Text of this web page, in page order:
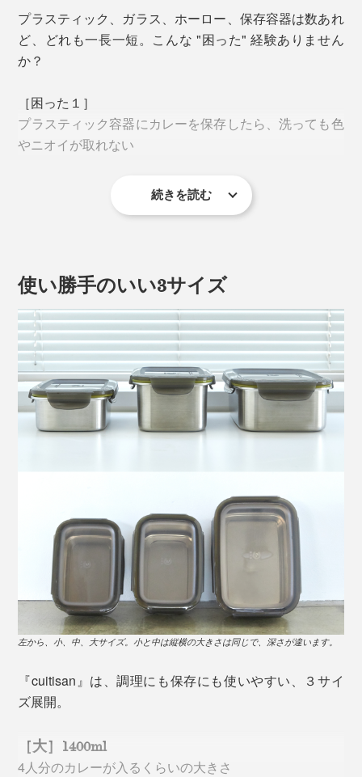
プラスティック、ガラス、ホーロー、保存容器は数あれ
ど、どれも一長一短。こんな "困った" 経験ありません
か？
［困った１］
プラスティック容器にカレーを保存したら、洗っても色
やニオイが取れない
がってしまった
［困った３］
おしゃれ優先でガラス容器を揃えたものの、重くてかさ
ばるので、使わなくなってしまった
［困った４］
ホーロー容器が気に入っているけれど、端っこが欠けた
りするし、電子レンジで使えない
電子レンジ調理OK
続きを読む
使い勝手のいい3サイズ
左から、小、中、大サイズ。小と中は縦横の大きさは同じで、深さが違います。
『cuitisan』は、調理にも保存にも使いやすい、３サイ
ズ展開。
［大］1400ml
4人分のカレーが入るくらいの大きさ